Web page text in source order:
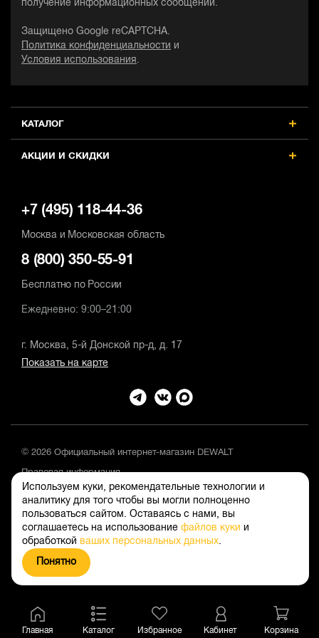
Используем куки, рекомендательные технологии и
аналитику для того чтобы вы могли полноценно
пользоваться сайтом. Оставаясь с нами, вы
соглашаетесь на использование файлов куки и
обработкой ваших персональных данных.
Понятно
КАТАЛОГ
АКЦИИ И СКИДКИ
получение информационных сообщений.
Защищено Google reCAPTCHA.
Политика конфиденциальности
и
Условия использования .
+7 (495) 118-44-36
Москва и Московская область
8 (800) 350-55-91
Бесплатно по России
Ежедневно: 9:00–21:00
г. Москва, 5-й Донской пр-д, д. 17
Показать на карте
© 2026 Официальный интернет-магазин DEWALT
Правовая информация
Положение об обработке и защите персональных данных
Главная Каталог Избранное Кабинет Корзина